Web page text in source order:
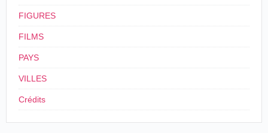
FIGURES
FILMS
PAYS
VILLES
Crédits